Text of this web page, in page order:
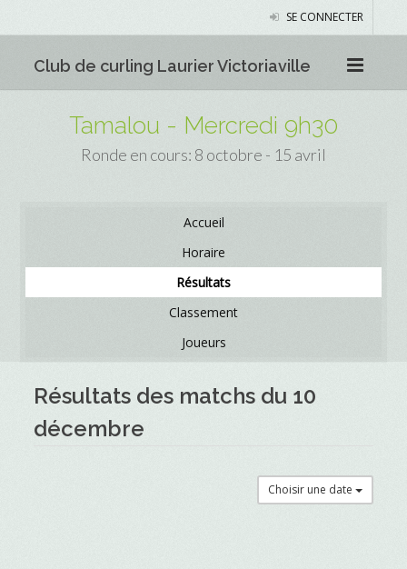
SE CONNECTER
Club de curling Laurier Victoriaville
Tamalou - Mercredi 9h30
Ronde en cours: 8 octobre - 15 avril
Accueil
Horaire
Résultats
Classement
Joueurs
Résultats des matchs du 10
décembre
Choisir une date